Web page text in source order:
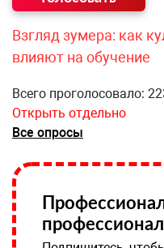
Взгляд зумера: как
влияют на обучение
Всего проголосовало:
Открыть отдельно
Все опросы